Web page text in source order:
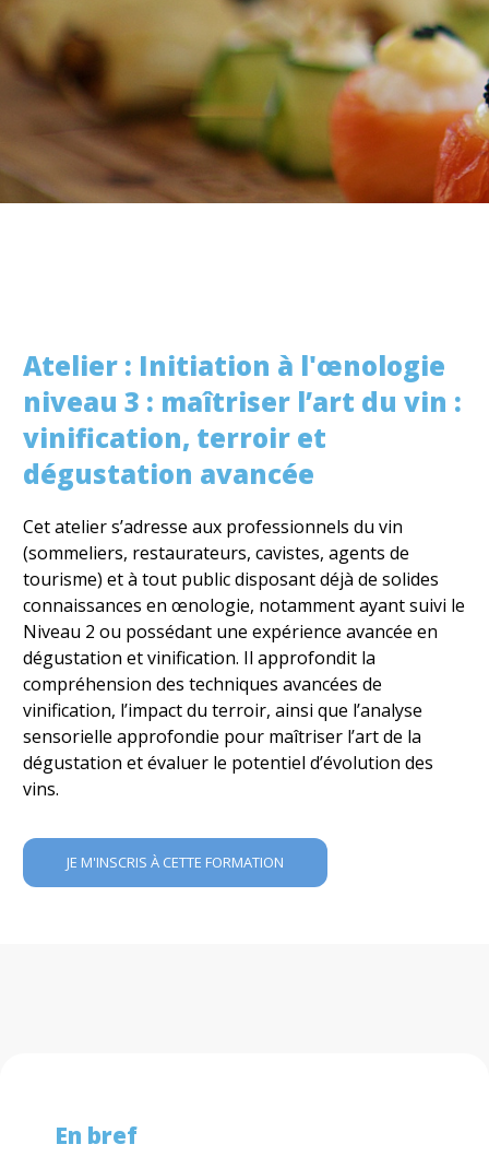
Atelier : Initiation à l'œnologie
niveau 3 : maîtriser l’art du vin :
vinification, terroir et
dégustation avancée
Cet atelier s’adresse aux professionnels du vin
(sommeliers, restaurateurs, cavistes, agents de
tourisme) et à tout public disposant déjà de solides
connaissances en œnologie, notamment ayant suivi le
Niveau 2 ou possédant une expérience avancée en
dégustation et vinification. Il approfondit la
compréhension des techniques avancées de
vinification, l’impact du terroir, ainsi que l’analyse
sensorielle approfondie pour maîtriser l’art de la
dégustation et évaluer le potentiel d’évolution des
vins.
JE M'INSCRIS À CETTE FORMATION
En bref